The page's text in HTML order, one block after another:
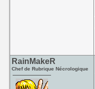
RainMakeR
Chef de Rubrique Nécrologique